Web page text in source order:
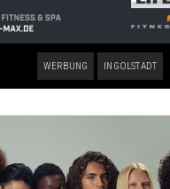
WERBUNG INGOLSTADT